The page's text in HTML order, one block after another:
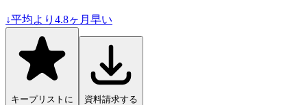
↓平均より 4.8ヶ月早い
キープリストに
資料請求する